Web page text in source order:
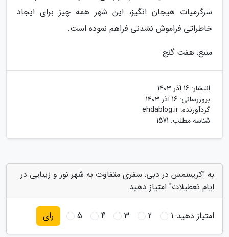
سرگرمیات هیجان انگیز، این شهر همه چیز برای ایجاد
خاطراتی فراموش نشدنی فراهم نموده است.
منبع: هفت گنج
انتشار: 16 آذر 1403
بروزرسانی: 16 آذر 1403
گردآورنده: ehdablog.ir
شناسه مطلب: 1571
به "کریسمس در دبی: سفری متفاوت به شهر نور و زیبایی در
ایام تعطیلات" امتیاز دهید
امتیاز دهید:1
2
3
4
5 رای